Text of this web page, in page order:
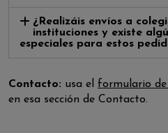
¿Realizáis envíos a
instituciones y existe
especiales para estos
Contacto: usa el formulario
en esa sección de Contacto.